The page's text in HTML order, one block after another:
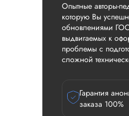
Опытные авторы-
которую Вы
обновлениями
выдвигаемых к
проблемы с
сложной
Гарантия
заказа 100%